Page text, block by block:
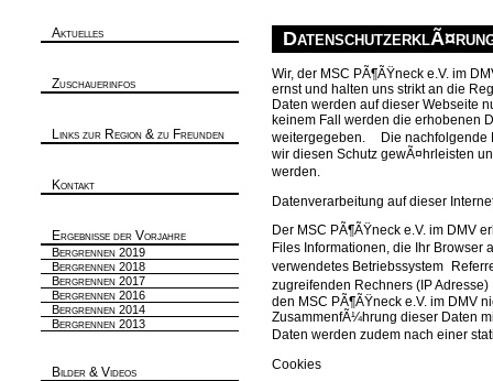
Aktuelles
Zuschauerinfos
Links zur Region & zu Freunden
Kontakt
Ergebnisse der Vorjahre
Bergrennen 2019
Bergrennen 2018
Bergrennen 2017
Bergrennen 2016
Bergrennen 2014
Bergrennen 2013
Bilder & Videos
Wir, der MSC PÃ¶ÃŸneck e.V. im
ernst und halten uns strikt an die
Daten werden auf dieser Webseite
keinem Fall werden die erhobenen
weitergegeben. Die nachfolgende
wir diesen Schutz gewÃ¤hrleisten
werden.
Datenverarbeitung auf dieser
Der MSC PÃ¶ÃŸneck e.V. im DMV
Files Informationen, die Ihr
verwendetes Betriebssystem
zugreifenden Rechners (IP
den MSC PÃ¶ÃŸneck e.V. im DMV
ZusammenfÃ¼hrung dieser Daten
Daten werden zudem nach einer
Cookies